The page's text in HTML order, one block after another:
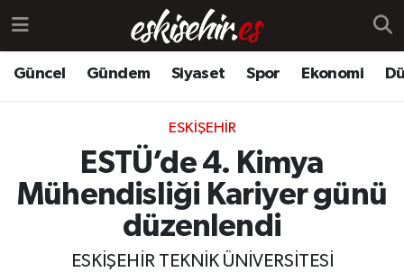
Güncel Gündem Siyaset Spor Ekonomi
ESKIŞEHIR
ESTÜ’de 4. Kimya
Mühendisliği Kariyer günü
düzenlendi
ESKİŞEHİR TEKNİK ÜNİVERSİTESİ